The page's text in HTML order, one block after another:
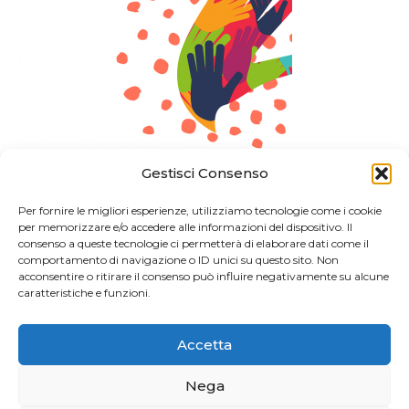
Gestisci Consenso
Per fornire le migliori esperienze, utilizziamo tecnologie come i cookie
per memorizzare e/o accedere alle informazioni del dispositivo. Il
consenso a queste tecnologie ci permetterà di elaborare dati come il
comportamento di navigazione o ID unici su questo sito. Non
acconsentire o ritirare il consenso può influire negativamente su alcune
caratteristiche e funzioni.
Accetta
Nega